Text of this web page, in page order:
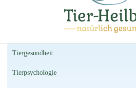
Tier-Heilbar
Tiergesundheit
Tierpsychologie